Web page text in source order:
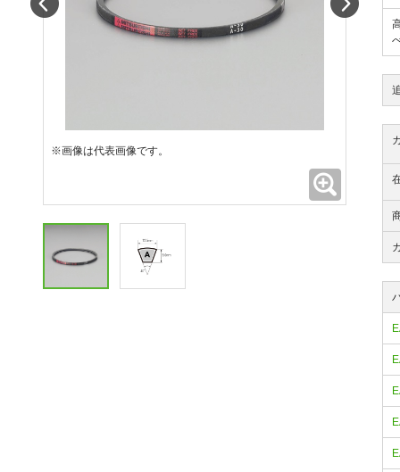
※画像は代表画像です。